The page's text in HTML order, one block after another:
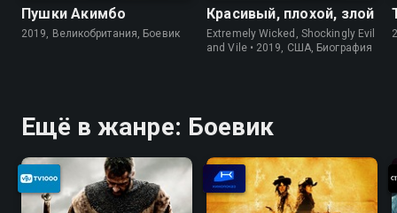
Пушки Акимбо
2019, Великобритания, Боевик
Красивый, плохой, злой
Extremely Wicked, Shockingly Evil
and Vile • 2019, США, Биография
Ещё в жанре: Боевик